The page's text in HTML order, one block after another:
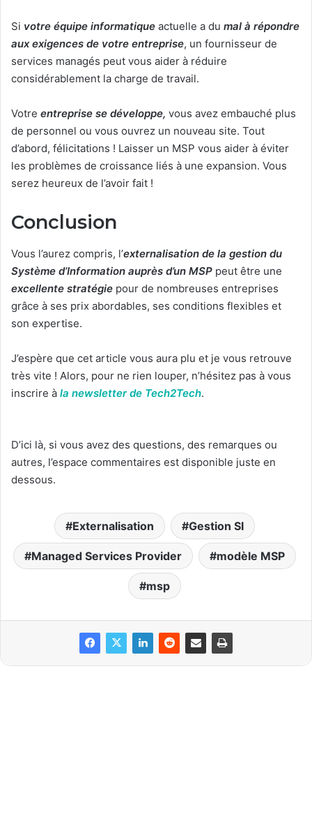
Si votre équipe informatique actuelle a du mal à répondre
aux exigences de votre entreprise, un fournisseur de
services managés peut vous aider à réduire
considérablement la charge de travail.
Votre entreprise se développe, vous avez embauché plus
de personnel ou vous ouvrez un nouveau site. Tout
d’abord, félicitations ! Laisser un MSP vous aider à éviter
les problèmes de croissance liés à une expansion. Vous
serez heureux de l’avoir fait !
Conclusion
Vous l’aurez compris, l’externalisation de la gestion du
Système d’Information auprès d’un MSP peut être une
excellente stratégie pour de nombreuses entreprises
grâce à ses prix abordables, ses conditions flexibles et
son expertise.
J’espère que cet article vous aura plu et je vous retrouve
très vite ! Alors, pour ne rien louper, n’hésitez pas à vous
inscrire à la newsletter de Tech2Tech.
D’ici là, si vous avez des questions, des remarques ou
autres, l’espace commentaires est disponible juste en
dessous.
Externalisation Gestion SI
Managed Services Provider modèle MSP
msp